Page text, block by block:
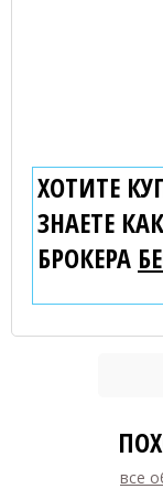
ХОТИТЕ
ЗНАЕТЕ
БРОКЕРА
все